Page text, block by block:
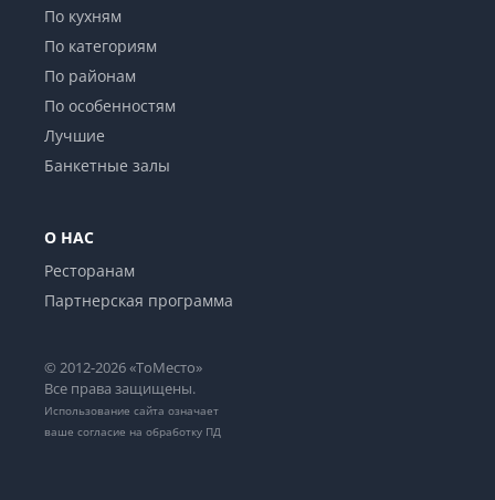
По кухням
По категориям
По районам
По особенностям
Лучшие
Банкетные залы
О НАС
Ресторанам
Партнерская программа
© 2012-2026 «ТоМесто»
Все права защищены.
Использование сайта означает
ваше согласие на обработку ПД